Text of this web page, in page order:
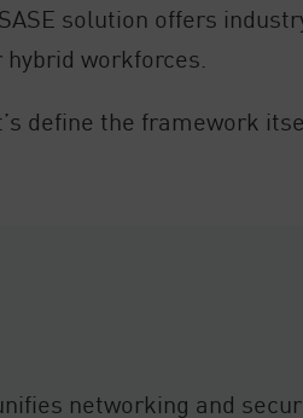
solution offers
workforces.
define the framework
networking and